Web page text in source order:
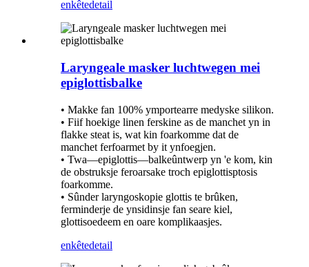
enkêtedetail
Laryngeale masker luchtwegen mei
epiglottisbalke
• Makke fan 100% ymportearre medyske silikon.
• Fiif hoekige linen ferskine as de manchet yn in
flakke steat is, wat kin foarkomme dat de
manchet ferfoarmet by it ynfoegjen.
• Twa—epiglottis—balkeûntwerp yn 'e kom, kin
de obstruksje feroarsake troch epiglottisptosis
foarkomme.
• Sûnder laryngoskopie glottis te brûken,
ferminderje de ynsidinsje fan seare kiel,
glottisoedeem en oare komplikaasjes.
enkêtedetail